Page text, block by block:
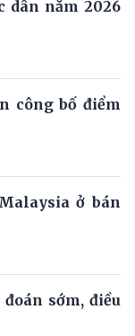
dân năm 2026
công bố điểm
ở bán
sớm, điều